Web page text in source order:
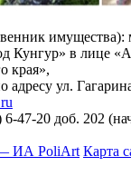
Кунгур» в лице
края»,
адресу ул.
6-47-20 доб. 202
— ИА PoliArt Карта